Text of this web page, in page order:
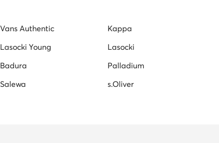
Ανδρικά παπούτσια Για Τρέξιμο Nike
μπρελοκ guess πορτοφολια γυναικεια guess
Vans Authentic
Kappa
Lasocki Young
Lasocki
Badura
Palladium
Salewa s.Oliver